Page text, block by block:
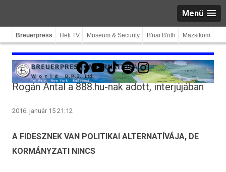
Menü
Breuerpress Heti TV Museum & Security B'nai B'rith Mazsiköm
Facebook
YouTube
TikTokSpotifyInstagram
Rogán Antal a 888.hu-nak adott, interjújában
2016. január 15 21:12
A FIDESZNEK VAN POLITIKAI ALTERNATÍVÁJA, DE
KORMÁNYZATI NINCS